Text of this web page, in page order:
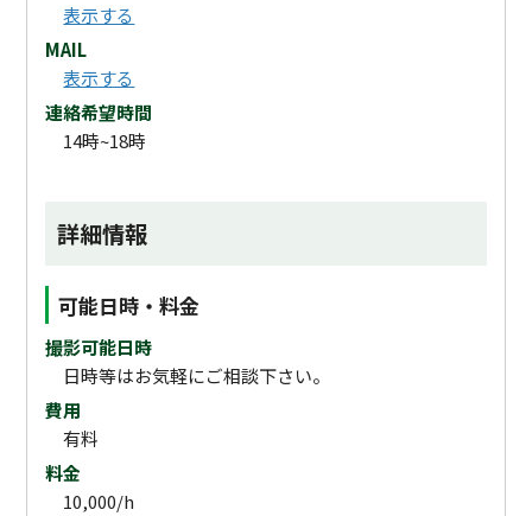
表示する
MAIL
表示する
連絡希望時間
14時~18時
詳細情報
可能日時・料金
撮影可能日時
日時等はお気軽にご相談下さい。
費用
有料
料金
10,000/h